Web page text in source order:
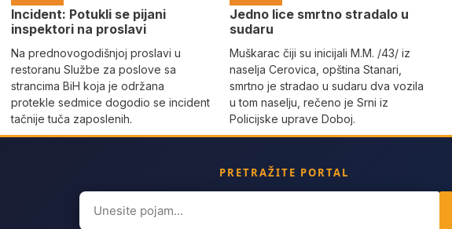
Incident: Potukli se pijani
inspektori na proslavi
Na prednovogodišnjoj proslavi u
restoranu Službe za poslove sa
strancima BiH koja je održana
protekle sedmice dogodio se incident
tačnije tuča zaposlenih.
Јedno lice smrtno stradalo u
sudaru
Muškarac čiji su inicijali M.M. /43/ iz
naselja Cerovica, opština Stanari,
smrtno je stradao u sudaru dva vozila
u tom naselju, rečeno je Srni iz
Policijske uprave Doboj.
PRETRAŽITE PORTAL
Search
for: